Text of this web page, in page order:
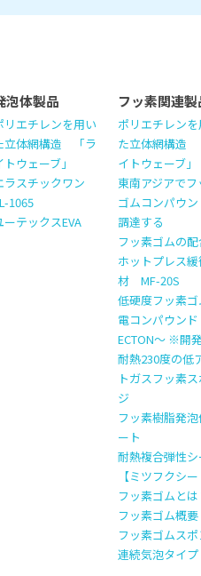
泡体製品
リエチレンを用い
立体網構造 「ラ
トウェーブ」
ラスチックワン
1065
ーテックスEVA
フッ素関連製
ポリエチレンを
た立体網構造
イトウェーブ」
東南アジアでフ
ゴムコンパウン
調達する
フッ素ゴムの配
ホットプレス
材 MF-20S
低硬度フッ素ゴ
電コンパウンド
ECTON～ ※開
耐熱230度の低
トガスフッ素
ジ
フッ素樹脂発泡
ート
耐熱複合弾性シ
【ミツフクシー
フッ素ゴムとは
フッ素ゴム概要
フッ素ゴムスポ
連続気泡タイプ